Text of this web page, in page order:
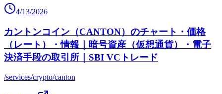
4/13/2026
カントンコイン（CANTON）のチャート・価格
（レート）・情報｜暗号資産（仮想通貨）・電子
決済手段の取引所｜SBI VCトレード
/services/crypto/canton